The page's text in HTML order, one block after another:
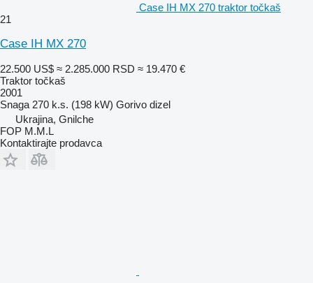
Case IH MX 270 traktor točkaš
21
Case IH MX 270
22.500 US$ ≈ 2.285.000 RSD ≈ 19.470 €
Traktor točkaš
2001
Snaga 270 k.s. (198 kW) Gorivo dizel
Ukrajina, Gnilche
FOP M.M.L
Kontaktirajte prodavca